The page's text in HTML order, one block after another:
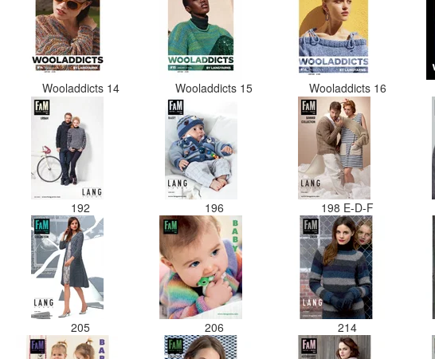
Wooladdicts 14 Wooladdicts 15 Wooladdicts 16
192 196 198 E-D-F
205 206 214